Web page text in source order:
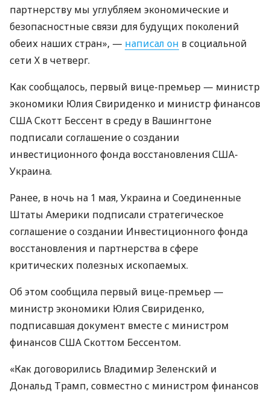
партнерству мы углубляем экономические и
безопасностные связи для будущих поколений
обеих наших стран», — написал он в социальной
сети Х в четверг.
Как сообщалось, первый вице-премьер — министр
экономики Юлия Свириденко и министр финансов
США Скотт Бессент в среду в Вашингтоне
подписали соглашение о создании
инвестиционного фонда восстановления США-
Украина.
Ранее, в ночь на 1 мая, Украина и Соединенные
Штаты Америки подписали стратегическое
соглашение о создании Инвестиционного фонда
восстановления и партнерства в сфере
критических полезных ископаемых.
Об этом сообщила первый вице-премьер —
министр экономики Юлия Свириденко,
подписавшая документ вместе с министром
финансов США Скоттом Бессентом.
«Как договорились Владимир Зеленский и
Дональд Трамп, совместно с министром финансов